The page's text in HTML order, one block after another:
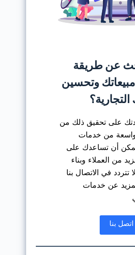
عن طريقة
مبيعاتك وتحسين
على تحقيق ذلك من
من خدمات
يمكن أن تساعدك على
من العملاء وبناء
تتردد في الاتصال بنا
عن خدمات
اتصل بنا